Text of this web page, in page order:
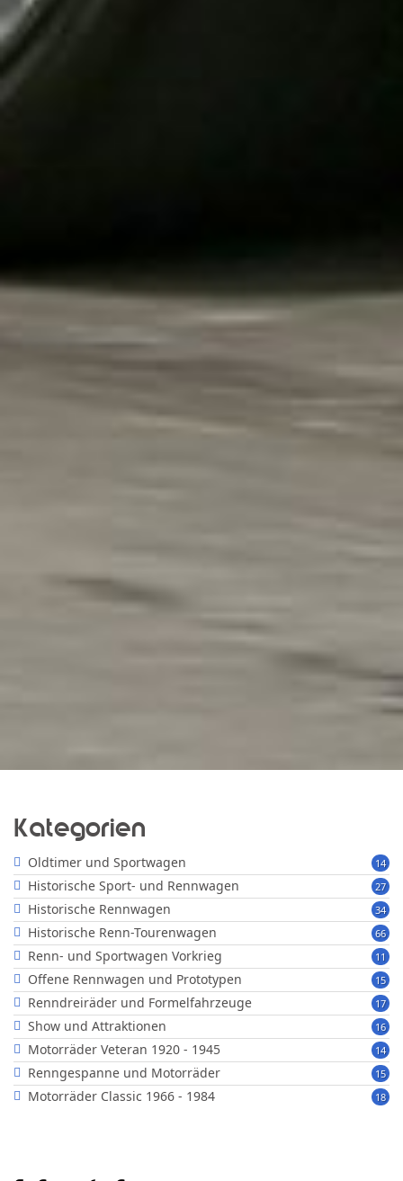
Kategorien
14
Oldtimer und Sportwagen
27
Historische Sport- und Rennwagen
34
Historische Rennwagen
66
Historische Renn-Tourenwagen
11
Renn- und Sportwagen Vorkrieg
15
Offene Rennwagen und Prototypen
17
Renndreiräder und Formelfahrzeuge
16
Show und Attraktionen
14
Motorräder Veteran 1920 - 1945
15
Renngespanne und Motorräder
18
Motorräder Classic 1966 - 1984